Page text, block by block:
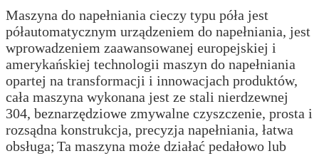
Maszyna do napełniania cieczy typu póła jest
półautomatycznym urządzeniem do napełniania, jest
wprowadzeniem zaawansowanej europejskiej i
amerykańskiej technologii maszyn do napełniania
opartej na transformacji i innowacjach produktów,
cała maszyna wykonana jest ze stali nierdzewnej
304, beznarzędziowe zmywalne czyszczenie, prosta i
rozsądna konstrukcja, precyzja napełniania, łatwa
obsługa; Ta maszyna może działać pedałowo lub